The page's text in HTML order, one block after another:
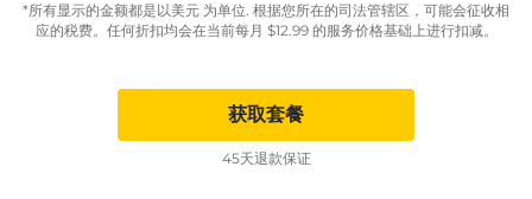
*所有显示的金额都是以美元 为单位. 根据您所在的司法管辖区，可能会征收相
应的税费。任何折扣均会在当前每月 $12.99的服务价格基础上进行扣减。
获取套餐
45天退款保证